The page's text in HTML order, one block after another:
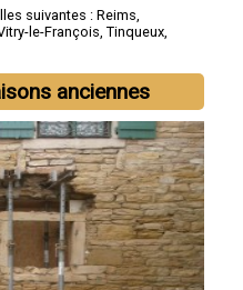
suivantes : Reims,
le-François, Tinqueux,
anciennes